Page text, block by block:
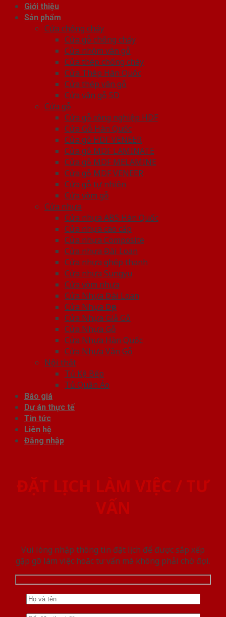
Giới thiệu
Sản phẩm
Cửa chống cháy
Cửa gỗ chống cháy
Cửa nhôm vân gỗ
Cửa thép chống cháy
Cửa Thép Hàn Quốc
Cửa thép vân gỗ
Cửa vân gỗ 5D
Cửa gỗ
Cửa gỗ công nghiệp HDF
Cửa Gỗ Hàn Quốc
Cửa gỗ HDF VENEER
Cửa gỗ MDF LAMINATE
Cửa gỗ MDF MELAMINE
Cửa gỗ MDF VENEER
Cửa gỗ tự nhiên
Cửa vòm gỗ
Cửa nhựa
Cửa nhựa ABS Hàn Quốc
Cửa nhựa cao cấp
Cửa nhựa Composite
Cửa nhựa Đài Loan
Cửa nhựa ghép thanh
Cửa nhựa Sungyu
Cửa vòm nhựa
Cửa Nhựa Đài Loan
Cửa Nhựa Đẹp
Cửa Nhựa Giả Gỗ
Cửa Nhựa Gỗ
Cửa Nhựa Hàn Quốc
Cửa Nhựa Vân Gỗ
Nội thất
Tủ Kệ Bếp
Tủ Quần Áo
Báo giá
Dự án thực tế
Tin tức
Liên hệ
Đăng nhập
ĐẶT LỊCH LÀM VIỆC / TƯ
VẤN
Vui lòng nhập thông tin đặt lịch để được sắp xếp
gặp gỡ làm việc hoăc tư vấn mà không phải chờ đợi.